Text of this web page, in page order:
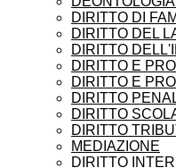
DIRITTO DI
DIRITTO DEL
DIRITTO
DIRITTO E
DIRITTO E
DIRITTO
DIRITTO
DIRITTO
MEDIAZIONE
DIRITTO